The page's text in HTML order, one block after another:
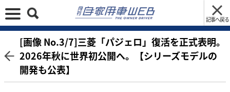
記事へ戻る
[画像 No.3/7]三菱「パジェロ」復活を正式表明。
2026年秋に世界初公開へ。【シリーズモデルの
開発も公表】